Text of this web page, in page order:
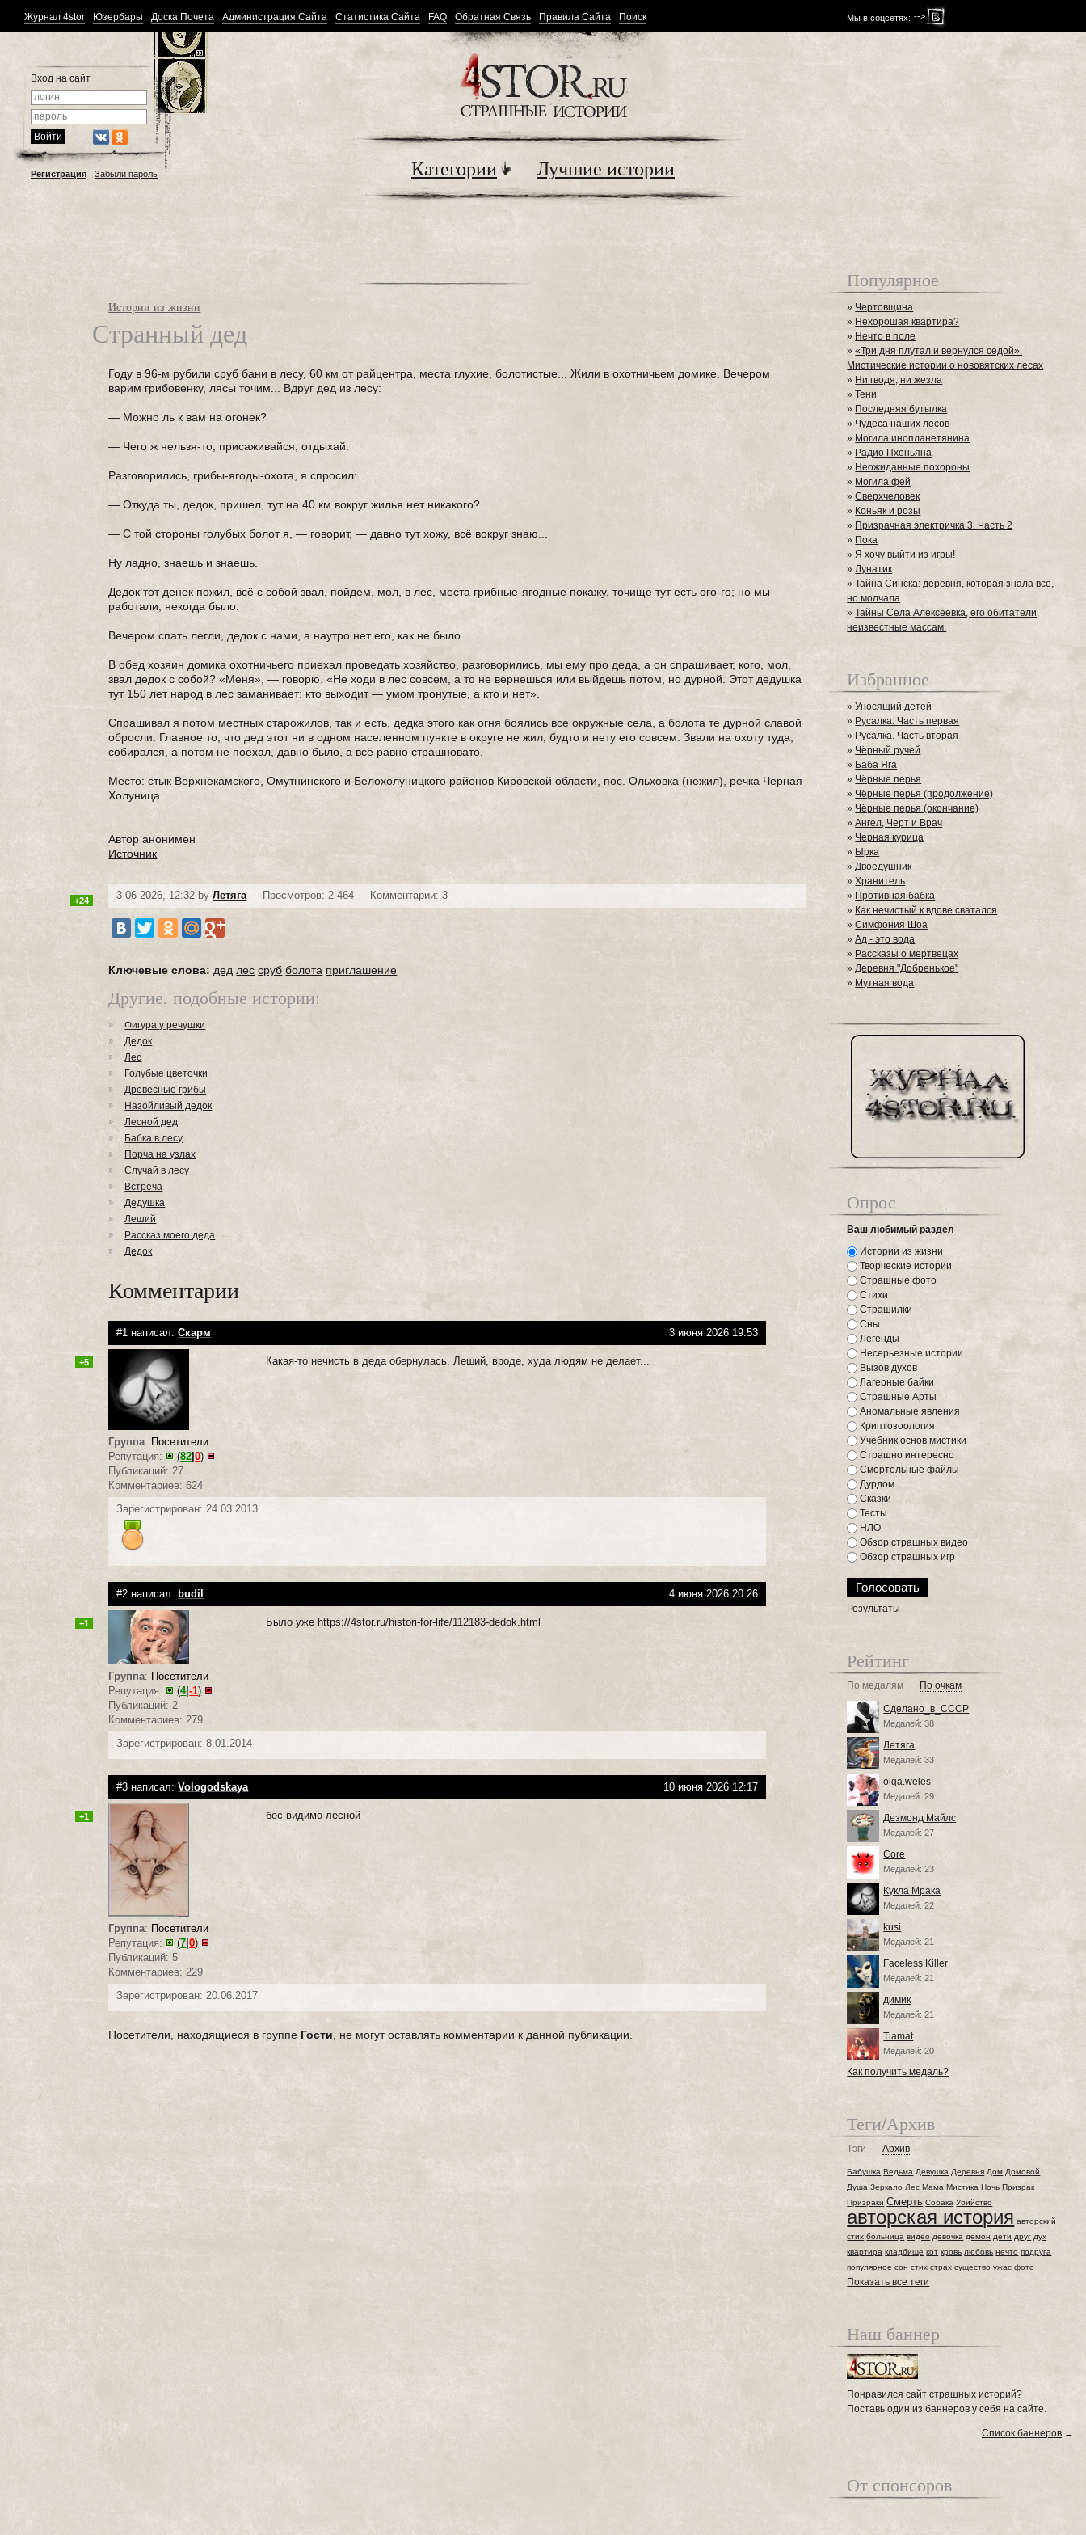
Мы в соцсетях: -->
Журнал 4stor Юзербары Доска Почета Администрация Сайта Статистика Сайта FAQ Обратная Связь Правила Сайта Поиск
Вход на сайт
Регистрация Забыли пароль Категории Лучшие истории
Истории из жизни
Странный дед
Году в 96-м рубили сруб бани в лесу, 60 км от райцентра, места глухие, болотистые... Жили в охотничьем домике. Вечером
варим грибовенку, лясы точим... Вдруг дед из лесу:
— Можно ль к вам на огонек?
— Чего ж нельзя-то, присаживайся, отдыхай.
Разговорились, грибы-ягоды-охота, я спросил:
— Откуда ты, дедок, пришел, тут на 40 км вокруг жилья нет никакого?
— С той стороны голубых болот я, — говорит, — давно тут хожу, всё вокруг знаю...
Ну ладно, знаешь и знаешь.
Дедок тот денек пожил, всё с собой звал, пойдем, мол, в лес, места грибные-ягодные покажу, точище тут есть ого-го; но мы
работали, некогда было.
Вечером спать легли, дедок с нами, а наутро нет его, как не было...
В обед хозяин домика охотничьего приехал проведать хозяйство, разговорились, мы ему про деда, а он спрашивает, кого, мол,
звал дедок с собой? «Меня», — говорю. «Не ходи в лес совсем, а то не вернешься или выйдешь потом, но дурной. Этот дедушка
тут 150 лет народ в лес заманивает: кто выходит — умом тронутые, а кто и нет».
Спрашивал я потом местных старожилов, так и есть, дедка этого как огня боялись все окружные села, а болота те дурной славой
обросли. Главное то, что дед этот ни в одном населенном пункте в округе не жил, будто и нету его совсем. Звали на охоту туда,
собирался, а потом не поехал, давно было, а всё равно страшновато.
Место: стык Верхнекамского, Омутнинского и Белохолуницкого районов Кировской области, пос. Ольховка (нежил), речка Черная
Холуница.
Автор анонимен
Источник
3-06-2026, 12:32 byЛетяга Просмотров: 2 464 Комментарии: 3
+24
Ключевые слова: дед лес сруб болота приглашение
Другие, подобные истории:
Фигура у речушки
Дедок
Лес
Голубые цветочки
Древесные грибы
Назойливый дедок
Лесной дед
Бабка в лесу
Порча на узлах
Случай в лесу
Встреча
Дедушка
Леший
Рассказ моего деда
Дедок
Комментарии
#1 написал:Скарм 3 июня 2026 19:53
+5
Группа: Посетители
Репутация:
(82 |0)
Публикаций: 27
Комментариев: 624
Какая-то нечисть в деда обернулась. Леший, вроде, худа людям не делает...
Зарегистрирован: 24.03.2013
#2 написал: budil 4 июня 2026 20:26
+1
Группа: Посетители
Репутация:
(4|-1)
Публикаций: 2
Комментариев: 279
Было уже https://4stor.ru/histori-for-life/112183-dedok.html
Зарегистрирован: 8.01.2014
#3 написал:Vologodskaya 10 июня 2026 12:17
+1
Группа: Посетители
Репутация:
(7 |0)
Публикаций: 5
Комментариев: 229
бес видимо лесной
Зарегистрирован: 20.06.2017
Посетители, находящиеся в группе Гости, не могут оставлять комментарии к данной публикации.
Популярное
» Чертовщина
» Нехорошая квартира?
» Нечто в поле
»«Три дня плутал и вернулся седой».
Мистические истории о нововятских лесах
» Ни гводя, ни жезла
»Тени
» Последняя бутылка
» Чудеса наших лесов
» Могила инопланетянина
» Радио Пхеньяна
» Неожиданные похороны
» Могила фей
»Сверхчеловек
» Коньяк и розы
» Призрачная электричка 3. Часть 2
» Пока
»Я хочу выйти из игры!
»Лунатик
»Тайна Синска: деревня, которая знала всё,
но молчала
»Тайны Села Алексеевка, его обитатели,
неизвестные массам.
Избранное
»Уносящий детей
» Русалка. Часть первая
» Русалка. Часть вторая
» Чёрный ручей
» Баба Яга
»Чёрные перья
» Чёрные перья (продолжение)
» Чёрные перья (окончание)
»Ангел, Черт и Врач
» Черная курица
» Ырка
»Двоедушник
»Хранитель
» Противная бабка
» Как нечистый к вдове сватался
»Симфония Шоа
»Ад - это вода
» Рассказы о мертвецах
»Деревня "Добренькое"
» Мутная вода
Опрос
Ваш любимый раздел
Истории из жизни
Творческие истории
Страшные фото
Стихи
Страшилки
Сны
Легенды
Несерьезные истории
Вызов духов
Лагерные байки
Страшные Арты
Аномальные явления
Криптозоология
Учебник основ мистики
Страшно интересно
Смертельные файлы
Дурдом
Сказки
Тесты
НЛО
Обзор страшных видео
Обзор страшных игр
Результаты
Рейтинг
По медалям По очкам
Сделано_в_СССР
Медалей: 38
Летяга
Медалей: 33
olqa.weles
Медалей: 29
Дезмонд Майлс
Медалей: 27
Core
Медалей: 23
Кукла Мрака
Медалей: 22
kusi
Медалей: 21
Faceless Killer
Медалей: 21
димик
Медалей: 21
Tiamat
Медалей: 20
Как получить медаль?
Теги/Архив
Тэги Архив
Бабушка Ведьма Девушка Деревня Дом Домовой
Душа Зеркало Лес Мама Мистика Ночь Призрак
Призраки Смерть Собака Убийство
авторская история авторский
стих больница видео девочка демон дети друг дух
квартира кладбище кот кровь любовь нечто подруга
популярное сон стих страх существо ужас фото
Показать все теги
Наш баннер
Понравился сайт страшных историй?
Поставь один из баннеров у себя на сайте.
Список баннеров →
От спонсоров